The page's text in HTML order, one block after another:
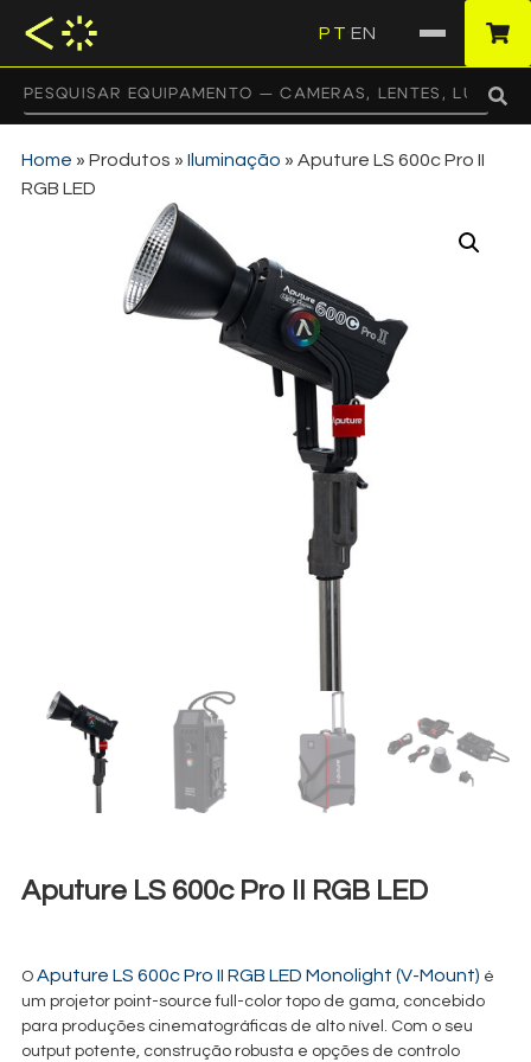
PT EN
Home » Produtos » Iluminação » Aputure LS 600c Pro II
RGB LED
Aputure LS 600c Pro II RGB LED
O Aputure LS 600c Pro II RGB LED Monolight (V-Mount) é
um projetor point-source full-color topo de gama, concebido
para produções cinematográficas de alto nível. Com o seu
output potente, construção robusta e opções de controlo